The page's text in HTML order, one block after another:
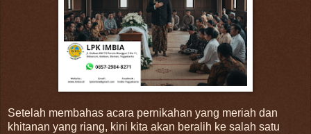
Setelah membahas acara pernikahan yang meriah dan
khitanan yang riang, kini kita akan beralih ke salah satu